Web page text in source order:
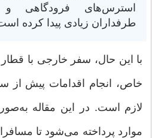
استرس‌های فرودگاهی و
طرفداران زیادی پیدا کرده
با این حال، سفر خارجی با قطار
خاص، انجام اقدامات پیش از
لازم است. در این مقاله
موارد پرداخته می‌شود تا